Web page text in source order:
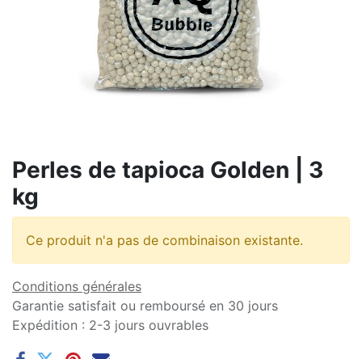
Perles de tapioca Golden | 3
kg
Ce produit n'a pas de combinaison existante.
Conditions générales
Garantie satisfait ou remboursé en 30 jours
Expédition : 2-3 jours ouvrables